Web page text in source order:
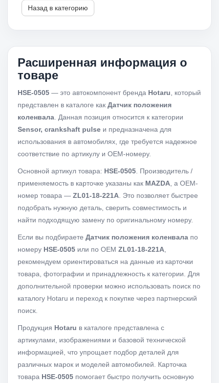
Назад в категорию
Расширенная информация о
товаре
HSE-0505 — это автокомпонент бренда Hotaru , который
представлен в каталоге как Датчик положения
коленвала . Данная позиция относится к категории
Sensor, crankshaft pulse и предназначена для
использования в автомобилях, где требуется надежное
соответствие по артикулу и OEM-номеру.
Основной артикул товара: HSE-0505 . Производитель /
применяемость в карточке указаны как MAZDA , а OEM-
номер товара — ZL01-18-221A . Это позволяет быстрее
подобрать нужную деталь, сверить совместимость и
найти подходящую замену по оригинальному номеру.
Если вы подбираете Датчик положения коленвала по
номеру HSE-0505 или по OEM ZL01-18-221A
рекомендуем ориентироваться на данные из карточки
товара, фотографии и принадлежность к категории. Для
дополнительной проверки можно использовать поиск по
каталогу Hotaru и переход к покупке через партнерский
поиск.
Продукция Hotaru в каталоге представлена с
артикулами, изображениями и базовой технической
информацией, что упрощает подбор деталей для
различных марок и моделей автомобилей. Карточка
товара HSE-0505 помогает быстро получить основную